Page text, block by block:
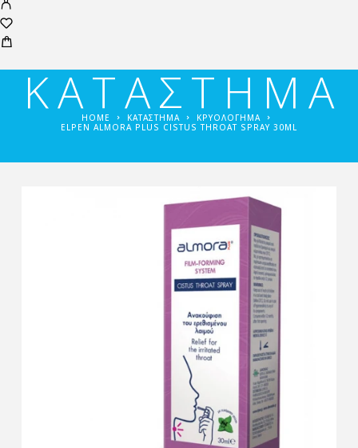
ΚΑΤΑΣΤΗΜΑ
HOME ΚΑΤΑΣΤΗΜΑ
ΚΡΥΟΛΌΓΗΜΑ
ELPEN ALMORA PLUS CISTUS THROAT SPRAY 30ML